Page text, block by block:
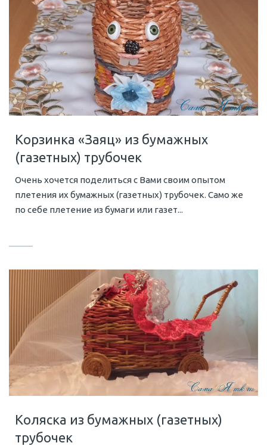
Корзинка «Заяц» из бумажных
(газетных) трубочек
Очень хочется поделиться с Вами своим опытом
плетения их бумажных (газетных) трубочек. Само же
по себе плетение из бумаги или газет...
Коляска из бумажных (газетных)
трубочек